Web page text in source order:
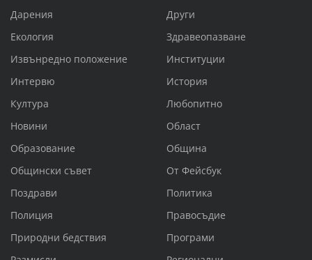
Дарения
Други
Екология
Здравеопазване
Извънредно положение
Институции
Интервю
История
Култура
Любопитно
Новини
Област
Образование
Община
Общински съвет
От Фейсбук
Поздрави
Политика
Полиция
Правосъдие
Природни бедствия
Програми